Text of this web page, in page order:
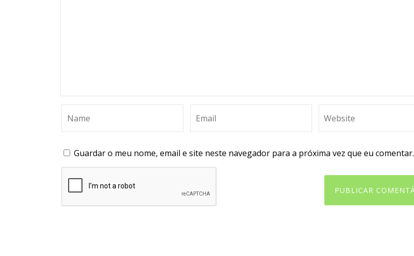
Guardar o meu nome, email e site neste navegador para a próxima vez que eu comentar.